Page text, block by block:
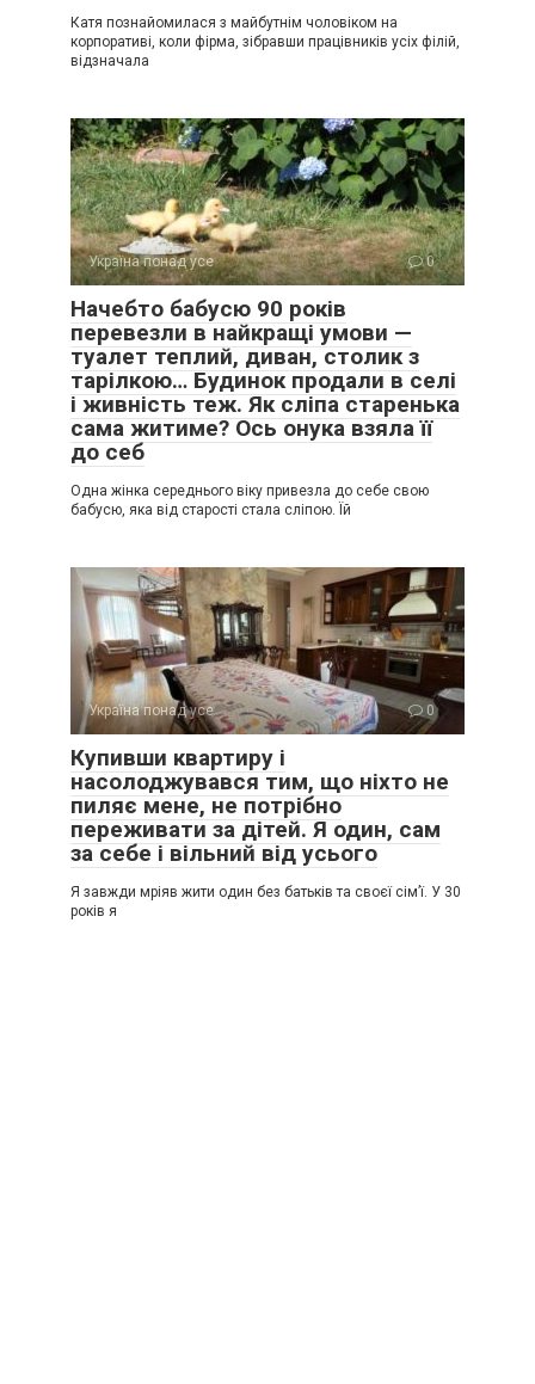
Катя познайомилася з майбутнім чоловіком на
корпоративі, коли фірма, зібравши працівників усіх філій,
відзначала
Україна понад усе 0
Начебто бабусю 90 років
перевезли в найкращі умови —
туалет теплий, диван, столик з
тарілкою… Будинок продали в селі
і живність теж. Як сліпа старенька
сама житиме? Ось онука взяла її
до себ
Одна жінка середнього віку привезла до себе свою
бабусю, яка від старості стала сліпою. Їй
Україна понад усе 0
Купивши квартиру і
насолоджувався тим, що ніхто не
пиляє мене, не потрібно
переживати за дітей. Я один, сам
за себе і вільний від усього
Я завжди мріяв жити один без батьків та своєї сім’ї. У 30
років я